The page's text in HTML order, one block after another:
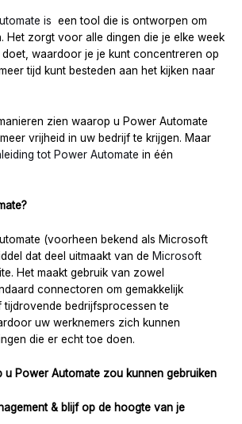
is een tool die is ontworpen om
Het zorgt voor alle dingen die je elke week
waardoor je je kunt concentreren op
tijd kunt besteden aan het kijken naar
zien waarop u Power Automate
vrijheid in uw bedrijf te krijgen. Maar
tot Power Automate in één
(voorheen bekend als Microsoft
dat deel uitmaakt van de Microsoft
Het maakt gebruik van zowel
connectoren om gemakkelijk
tijdrovende bedrijfsprocessen te
uw werknemers zich kunnen
die er echt toe doen.
u Power Automate zou kunnen gebruiken
& blijf op de hoogte van je